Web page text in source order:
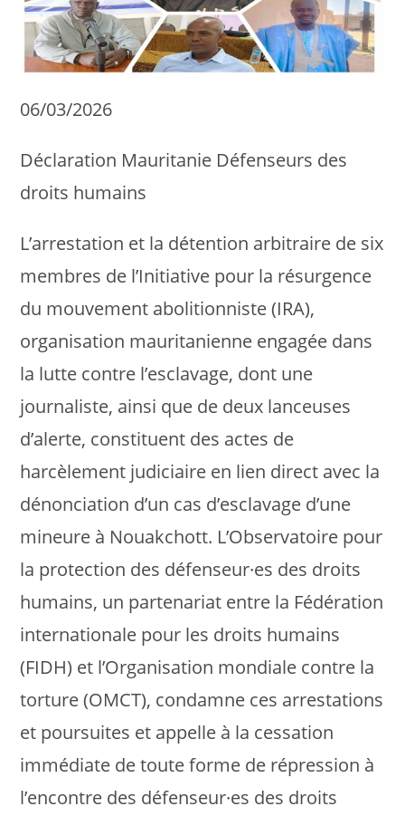
06/03/2026
Déclaration Mauritanie Défenseurs des
droits humains
L’arrestation et la détention arbitraire de six
membres de l’Initiative pour la résurgence
du mouvement abolitionniste (IRA),
organisation mauritanienne engagée dans
la lutte contre l’esclavage, dont une
journaliste, ainsi que de deux lanceuses
d’alerte, constituent des actes de
harcèlement judiciaire en lien direct avec la
dénonciation d’un cas d’esclavage d’une
mineure à Nouakchott. L’Observatoire pour
la protection des défenseur·es des droits
humains, un partenariat entre la Fédération
internationale pour les droits humains
(FIDH) et l’Organisation mondiale contre la
torture (OMCT), condamne ces arrestations
et poursuites et appelle à la cessation
immédiate de toute forme de répression à
l’encontre des défenseur·es des droits